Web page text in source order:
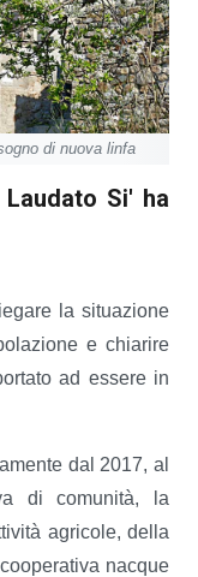
di nuova linfa
Si' ha
la situazione
e chiarire
ad essere in
dal 2017, al
di comunità, la
agricole, della
nacque